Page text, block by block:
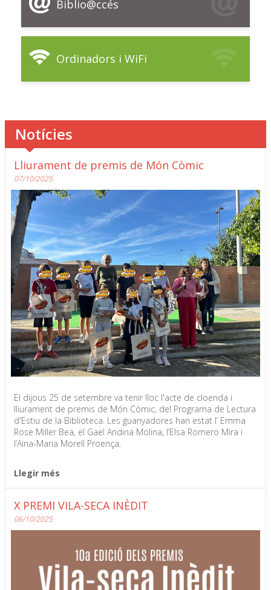
Biblio@ccés
Ordinadors i WiFi
Notícies
Lliurament de premis de Món Còmic
07/10/2025
El dijous 25 de setembre va tenir lloc l'acte de cloenda i
lliurament de premis de Món Còmic, del Programa de Lectura
d'Estiu de la Biblioteca. Les guanyadores han estat l’ Emma
Rose Miller Bea, el Gael Andina Molina, l’Elsa Romero Mira i
l’Aina-Maria Morell Proença.
Llegir més
X PREMI VILA-SECA INÈDIT
06/10/2025